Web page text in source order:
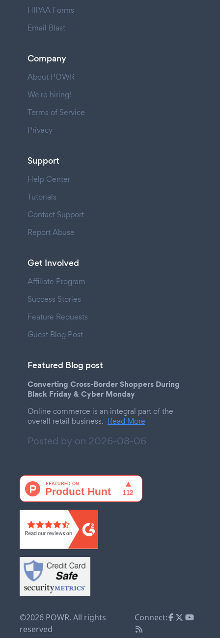
HIPAA Forms
Email Blast
Company
About POWR
We're hiring!
Terms of Service
Privacy
Support
Help Center
Tutorials
Contact Support
Report Abuse
Get Involved
Affiliate Program
Success Stories
Feature Requests
Guest Blog Post
Featured Blog post
Converting Cross-Border Shoppers During
Black Friday & Cyber Monday
Online commerce is an integral part of the
overall retail business. Read More
Posted by on 2026-08-06
©2026 POWR. All rights
reserved
Connect: